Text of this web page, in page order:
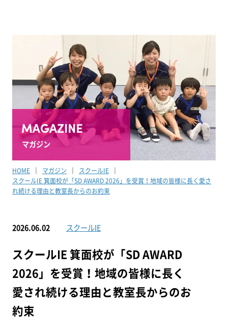
マガジン
HOME マガジン
スクールIE
スクールIE 箕面校が「SD AWARD 2026」を受賞！地域の皆様に長く愛さ
れ続ける理由と教室長からのお約束
2026.06.02 スクールIE
スクールIE 箕面校が「SD AWARD
2026」を受賞！地域の皆様に長く
愛され続ける理由と教室長からのお
約束